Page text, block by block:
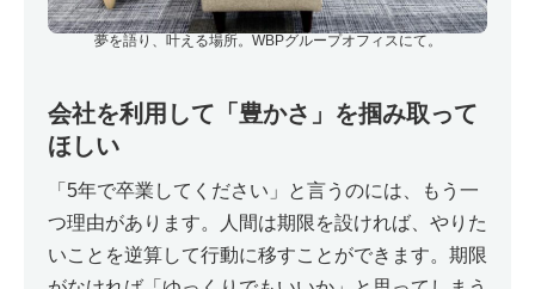
夢を語り、叶える場所。WBPグループオフィスにて。
会社を利用して「豊かさ」を掴み取って
ほしい
「5年で卒業してください」と言うのには、もう一
つ理由があります。人間は期限を設ければ、やりた
いことを逆算して行動に移すことができます。期限